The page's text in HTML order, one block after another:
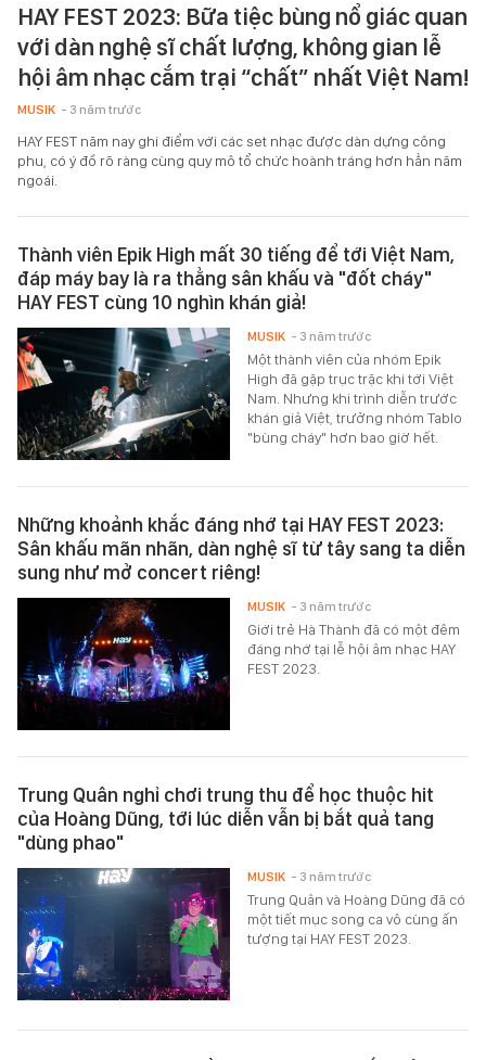
HAY FEST 2023: Bữa tiệc bùng nổ giác quan
với dàn nghệ sĩ chất lượng, không gian lễ
hội âm nhạc cắm trại “chất” nhất Việt Nam!
MUSIK - 3 năm trước
HAY FEST năm nay ghi điểm với các set nhạc được dàn dựng công
phu, có ý đồ rõ ràng cùng quy mô tổ chức hoành tráng hơn hẳn năm
ngoái.
Thành viên Epik High mất 30 tiếng để tới Việt Nam,
đáp máy bay là ra thẳng sân khấu và "đốt cháy"
HAY FEST cùng 10 nghìn khán giả!
Một thành viên của nhóm Epik
High đã gặp trục trặc khi tới Việt
Nam. Nhưng khi trình diễn trước
khán giả Việt, trưởng nhóm Tablo
"bùng cháy" hơn bao giờ hết.
MUSIK - 3 năm trước
Những khoảnh khắc đáng nhớ tại HAY FEST 2023:
Sân khấu mãn nhãn, dàn nghệ sĩ từ tây sang ta diễn
sung như mở concert riêng!
Giới trẻ Hà Thành đã có một đêm
đáng nhớ tại lễ hội âm nhạc HAY
FEST 2023.
MUSIK - 3 năm trước
Trung Quân nghỉ chơi trung thu để học thuộc hit
của Hoàng Dũng, tới lúc diễn vẫn bị bắt quả tang
"dùng phao"
Trung Quân và Hoàng Dũng đã có
một tiết mục song ca vô cùng ấn
tượng tại HAY FEST 2023.
MUSIK - 3 năm trước